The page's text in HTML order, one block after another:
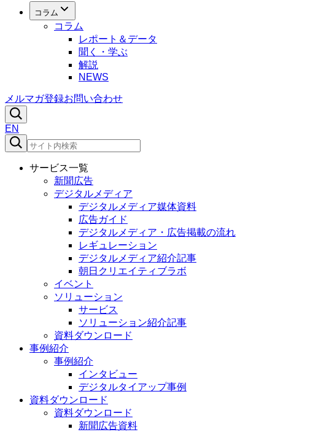
コラム
コラム
レポート＆データ
聞く・学ぶ
解説
NEWS
メルマガ登録お問い合わせ
EN
サービス一覧
新聞広告
デジタルメディア
デジタルメディア媒体資料
広告ガイド
デジタルメディア・広告掲載の流れ
レギュレーション
デジタルメディア紹介記事
朝日クリエイティブラボ
イベント
ソリューション
サービス
ソリューション紹介記事
資料ダウンロード
事例紹介
事例紹介
インタビュー
デジタルタイアップ事例
資料ダウンロード
資料ダウンロード
新聞広告資料